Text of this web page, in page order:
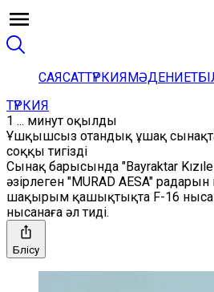
САЯСАТТҮРКИЯМӘДЕНИЕТ
ТҮРКИЯ
1 ... минут оқылды
Ұшқышсыз отандық ұшақ
соққы тигізді
Сынақ барысында "Bayraktar
әзірлеген "MURAD AESA"
шақырым қашықтықта F-16
нысанаға әл тиді.
Бөлісу